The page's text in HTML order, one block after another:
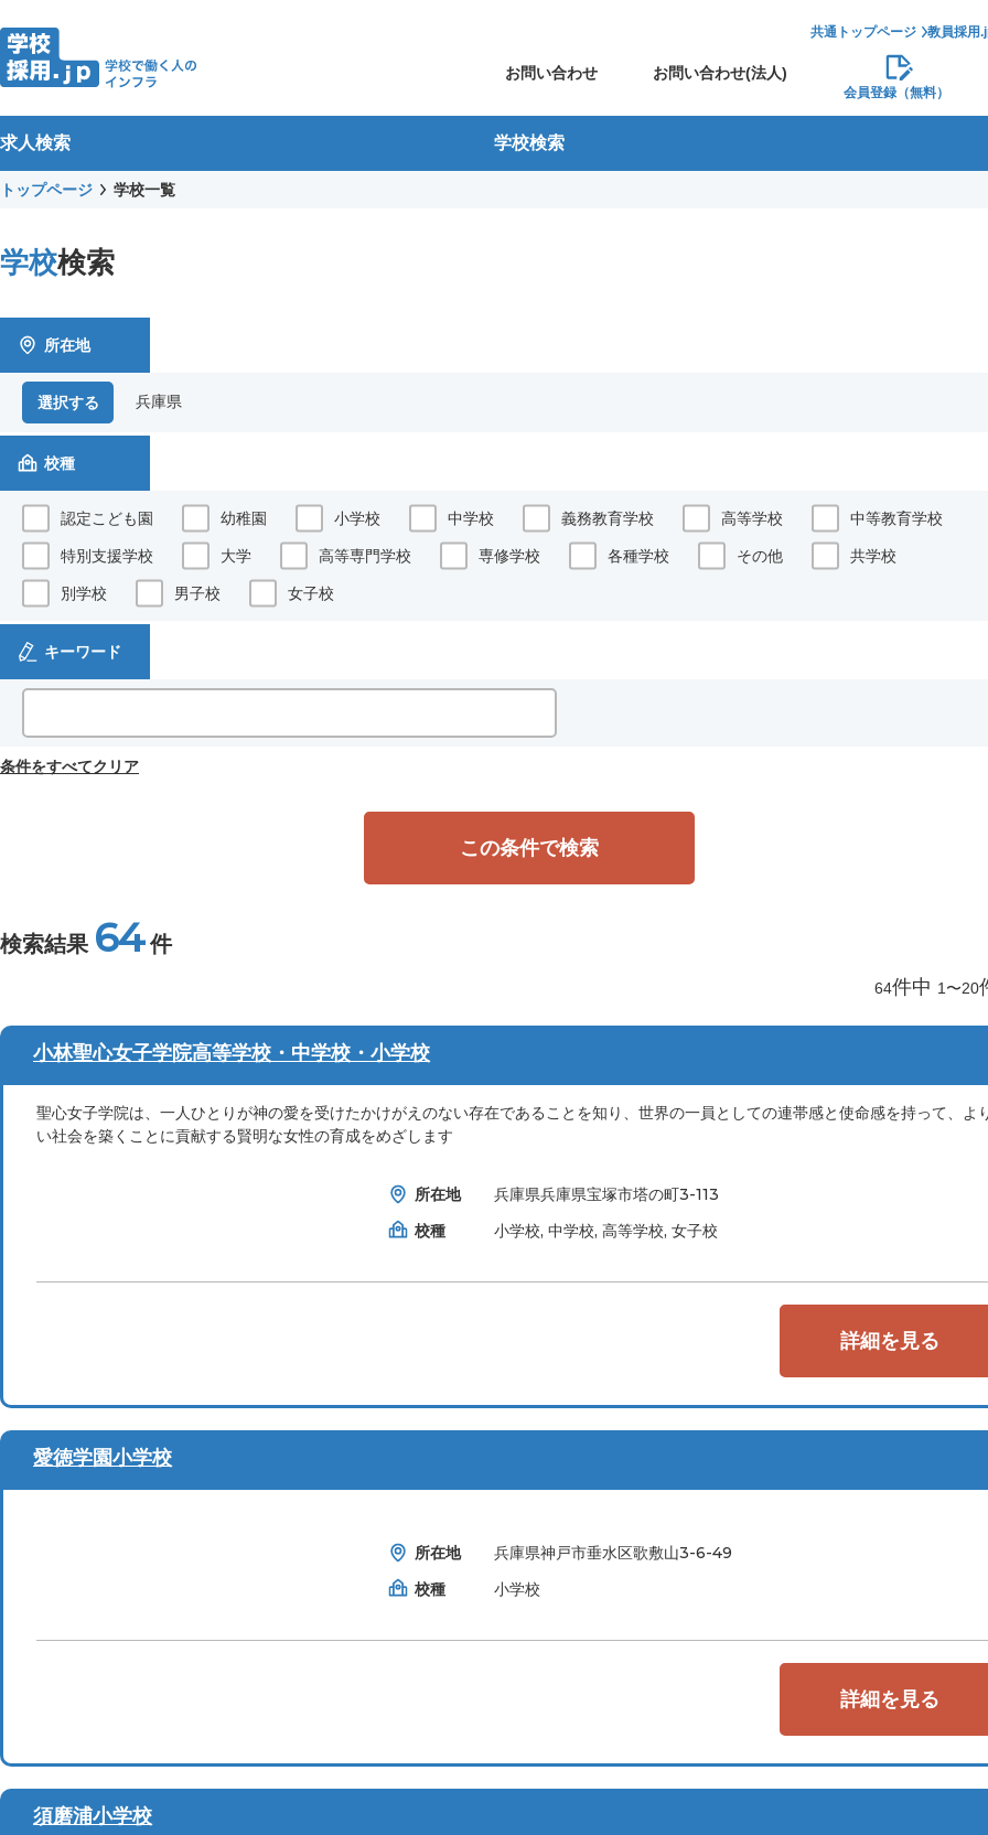
共通トップページ 教員採用
お問い合わせ お問い合わせ(法人)
会員登録（無料）
求人検索 学校検索
トップページ 学校一覧
学校検索
所在地
選択する 兵庫県
校種
認定こども園 幼稚園 小学校 中学校 義務教育学校 高等学校 中等教育学校
特別支援学校 大学 高等専門学校 専修学校 各種学校 その他 共学校
別学校 男子校 女子校
キーワード
条件をすべてクリア
この条件で検索
検索結果 64 件
64件中 1〜20
小林聖心女子学院高等学校・中学校・小学校
聖心女子学院は、一人ひとりが神の愛を受けたかけがえのない存在であることを知り、世界の一員としての連帯感と使命感を持って、よ
い社会を築くことに貢献する賢明な女性の育成をめざします
所在地
兵庫県兵庫県宝塚市塔の町3-113
校種
小学校, 中学校, 高等学校, 女子校
詳細を見る
愛徳学園小学校
所在地
兵庫県神戸市垂水区歌敷山3-6-49
校種
小学校
詳細を見る
須磨浦小学校